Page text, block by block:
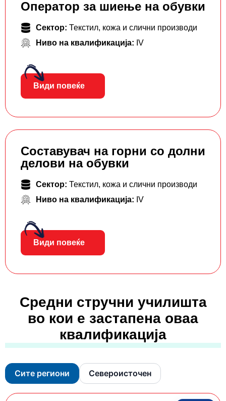
Оператор за шиење на обувки
Сектор: Текстил, кожа и слични производи
Ниво на квалификација: IV
Види повеќе
Составувач на горни со долни
делови на обувки
Сектор: Текстил, кожа и слични производи
Ниво на квалификација: IV
Види повеќе
Средни стручни училишта
во кои е застапена оваа
квалификација
Сите региони Североисточен